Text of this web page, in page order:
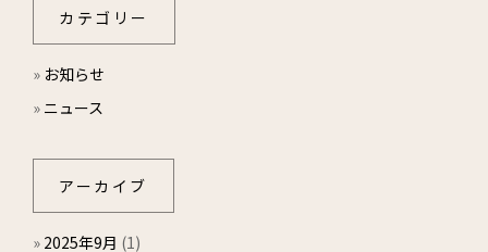
カテゴリー
» お知らせ
» ニュース
アーカイブ
» 2025年9月 (1)